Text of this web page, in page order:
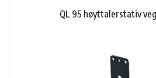
QL 95 høyttalerstativ